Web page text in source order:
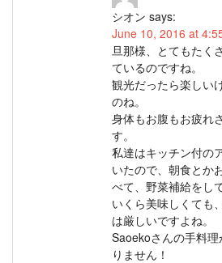
シオン says:
June 10, 2016 at
旦那様、とてもたく
ているのですね。
観光だったら楽しい
のね。
身体もお腹もお疲れ
す。
私達はキッチン付の
いたので、朝食とか
べて、野菜補給をし
いくら美味しくても
は厳しいですよね。
Saoekoさんの手料
りません！